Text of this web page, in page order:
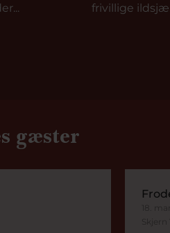
frivillige
gæster
18.